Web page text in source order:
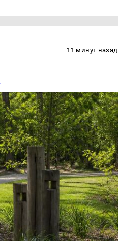
11 минут назад